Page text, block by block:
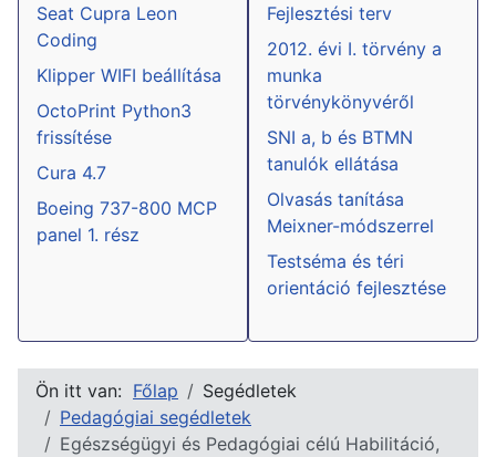
Seat Cupra Leon
Coding
Klipper WIFI beállítása
OctoPrint Python3
frissítése
Cura 4.7
Boeing 737-800 MCP
panel 1. rész
Fejlesztési terv
2012. évi I. törvény a
munka
törvénykönyvéről
SNI a, b és BTMN
tanulók ellátása
Olvasás tanítása
Meixner-módszerrel
Testséma és téri
orientáció fejlesztése
Ön itt van: Főlap
Segédletek
Pedagógiai segédletek
Egészségügyi és Pedagógiai célú Habilitáció,